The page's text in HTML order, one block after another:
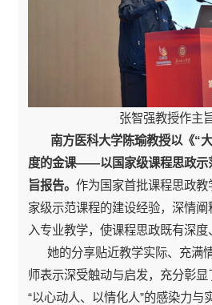
张智强教授作主
南方医科大学陈瑜教授以《“大
度的金课——以国家级课程思政示
旨报告。作为国家首批课程思政教
家级示范课程的建设经验，深情
入专业教学，使课程思政既有深度
她的分享贴近教学实际、充满
师表示深受触动与启发，充分彰
“以心动人、以情化人”的感染力与